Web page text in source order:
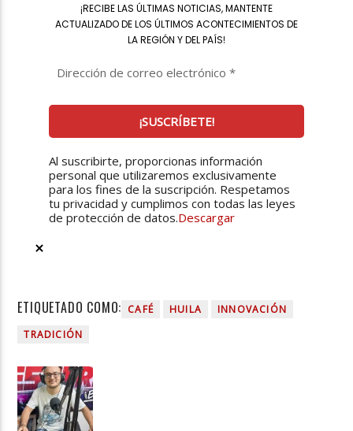
¡RECIBE LAS ÚLTIMAS NOTICIAS, MANTENTE
ACTUALIZADO DE LOS ÚLTIMOS ACONTECIMIENTOS DE
LA REGIÓN Y DEL PAÍS!
Al suscribirte, proporcionas información
personal que utilizaremos exclusivamente
para los fines de la suscripción. Respetamos
tu privacidad y cumplimos con todas las leyes
de protección de datos.Descargar
ETIQUETADO COMO: CAFÉ HUILA
INNOVACIÓN
TRADICIÓN